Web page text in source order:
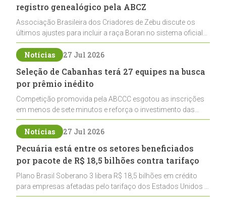
registro genealógico pela ABCZ
Associação Brasileira dos Criadores de Zebu discute os
últimos ajustes para incluir a raça Boran no sistema oficial
de registros, abrindo caminho para sua expansão na
pecuária nacional
Notícias 27 Jul 2026
Seleção de Cabanhas terá 27 equipes na busca
por prêmio inédito
Competição promovida pela ABCCC esgotou as inscrições
em menos de sete minutos e reforça o investimento das
cabanhas na seleção genética de Cavalos Crioulos voltados
ao laço
Notícias 27 Jul 2026
Pecuária está entre os setores beneficiados
por pacote de R$ 18,5 bilhões contra tarifaço
Plano Brasil Soberano 3 libera R$ 18,5 bilhões em crédito
para empresas afetadas pelo tarifaço dos Estados Unidos e
inclui a pecuária entre os setores estratégicos